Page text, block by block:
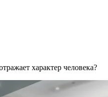
характер человека?